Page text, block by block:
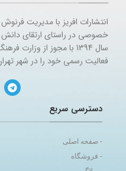
انتشارات افریز با مدیریت
خصوصی در راستای ارتقای دانش
فعالیت رسمی خود را در شهر
دسترسی سریع
- صفحه اصلی
- فروشگاه